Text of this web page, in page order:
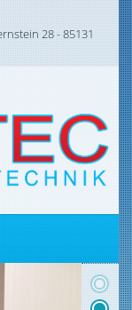
28 - 85131
1